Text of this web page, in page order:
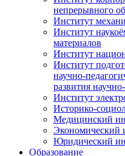
непрерывного
Институт
Институт
материалов
Институт
Институт
научно-
развития
Институт
Историко-
Медицинский
Экономический
Юридический
Образование